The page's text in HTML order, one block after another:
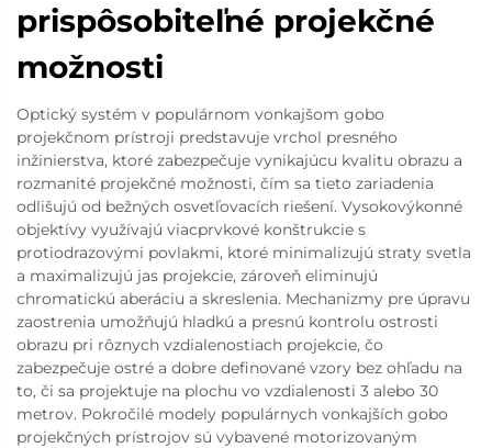
prispôsobiteľné projekčné
možnosti
Optický systém v populárnom vonkajšom gobo
projekčnom prístroji predstavuje vrchol presného
inžinierstva, ktoré zabezpečuje vynikajúcu kvalitu obrazu a
rozmanité projekčné možnosti, čím sa tieto zariadenia
odlišujú od bežných osvetľovacích riešení. Vysokovýkonné
objektívy využívajú viacprvkové konštrukcie s
protiodrazovými povlakmi, ktoré minimalizujú straty svetla
a maximalizujú jas projekcie, zároveň eliminujú
chromatickú aberáciu a skreslenia. Mechanizmy pre úpravu
zaostrenia umožňujú hladkú a presnú kontrolu ostrosti
obrazu pri rôznych vzdialenostiach projekcie, čo
zabezpečuje ostré a dobre definované vzory bez ohľadu na
to, či sa projektuje na plochu vo vzdialenosti 3 alebo 30
metrov. Pokročilé modely populárnych vonkajších gobo
projekčných prístrojov sú vybavené motorizovaným